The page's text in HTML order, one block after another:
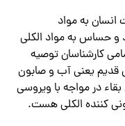
به مواد
و حساس به مواد الکلی
کارشناسان توصیه
قدیم یعنی آب و صابون
در مواجه با ویروسی